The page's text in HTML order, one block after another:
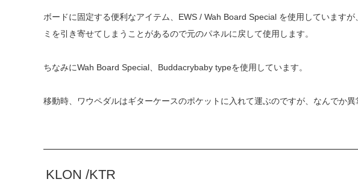
ボードに固定する便利なアイテム、EWS / Wah Board Special を使用しています
ミを引き寄せてしまうことがあるので元のパネルに戻して使用します。
ちなみにWah Board Special、Buddacrybaby typeを使用しています。
移動時、ワウペダルはギターケースのポケットに入れて運ぶのですが、なんでか異
KLON /KTR